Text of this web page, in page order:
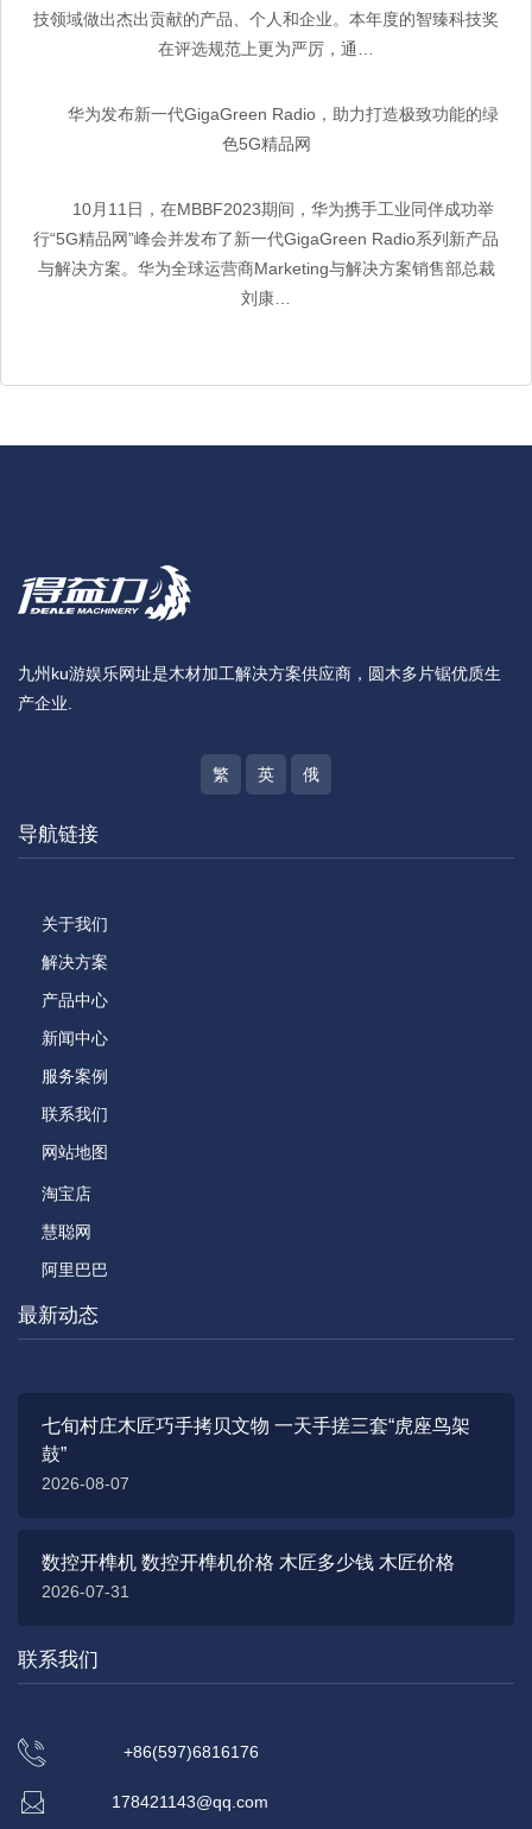
技领域做出杰出贡献的产品、个人和企业。本年度的智臻科技奖
在评选规范上更为严厉，通…
华为发布新一代GigaGreen Radio，助力打造极致功能的绿
色5G精品网
10月11日，在MBBF2023期间，华为携手工业同伴成功举
行“5G精品网”峰会并发布了新一代GigaGreen Radio系列新产品
与解决方案。华为全球运营商Marketing与解决方案销售部总裁
刘康…
九州ku游娱乐网址是木材加工解决方案供应商，圆木多片锯优质生
产企业.
繁 英 俄
导航链接
关于我们
解决方案
产品中心
新闻中心
服务案例
联系我们
网站地图
淘宝店
慧聪网
阿里巴巴
最新动态
七旬村庄木匠巧手拷贝文物 一天手搓三套“虎座鸟架
鼓”
2026-08-07
数控开榫机 数控开榫机价格 木匠多少钱 木匠价格
2026-07-31
联系我们
+86(597)6816176
178421143@qq.com